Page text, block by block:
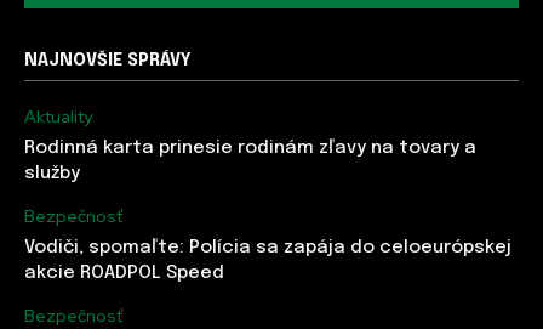
NAJNOVŠIE SPRÁVY
Aktuality
Rodinná karta prinesie rodinám zľavy na tovary a
služby
Bezpečnosť
Vodiči, spomaľte: Polícia sa zapája do celoeurópskej
akcie ROADPOL Speed
Bezpečnosť